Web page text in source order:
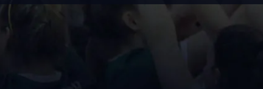
Office 2016 Product Key 2020 – Free Product